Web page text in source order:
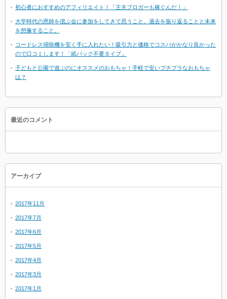
初心者におすすめのアフィリエイト！「主夫ブロガーも稼ぐんだ！」
大学時代の恩師を偲ぶ会に参加をしてきて思うこと。過去を振り返ることと未来
を想像すること。
コードレス掃除機を安く手に入れたい！吸引力と価格でコスパがかなり良かった
ので口コミします！「紙パック不要タイプ」
子どもと公園で遊ぶのにオススメのおもちゃ！手軽で安いプチプラなおもちゃ
は？
最近のコメント
アーカイブ
2017年11月
2017年7月
2017年6月
2017年5月
2017年4月
2017年3月
2017年1月